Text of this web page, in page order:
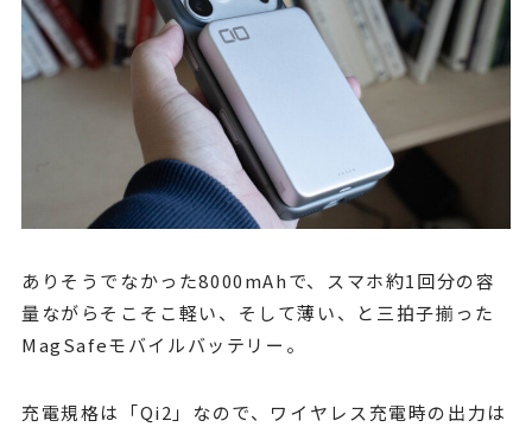
ありそうでなかった8000mAhで、スマホ約1回分の容
量ながらそこそこ軽い、そして薄い、と三拍子揃った
MagSafeモバイルバッテリー。
充電規格は「Qi2」なので、ワイヤレス充電時の出力は